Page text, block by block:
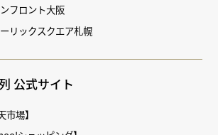
フロント大阪
リックスクエア札幌
公式サイト
市場】